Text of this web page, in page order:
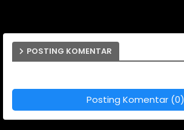
POSTING KOMENTAR
Posting Komentar (0)